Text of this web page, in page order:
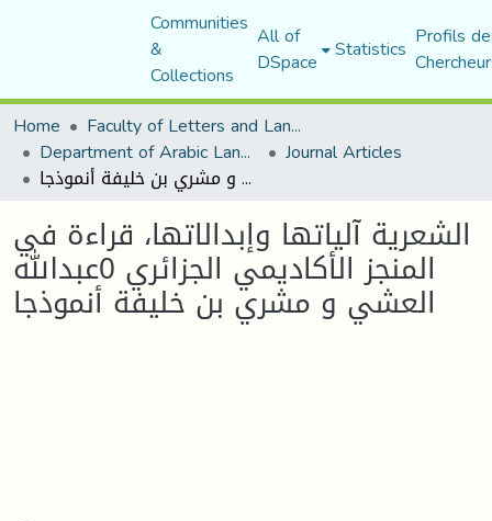
Communities
&
Collections
All of
DSpace Statistics Profils
Home
Faculty of Letters and Languages
Department of Arabic Language and Literature Journal Articles
الشعرية آلياتها وإبدالاتها، قراءة في المنجز الأكاديمي الجزائري 0عبدالله العشي و مشري بن خليفة أنموذجا
الشعرية آلياتها وإبدالاتها، قراءة في
المنجز الأكاديمي الجزائري 0عبدالله
العشي و مشري بن خليفة أنموذجا